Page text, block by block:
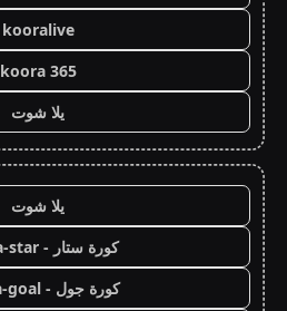
kooralive
koora 365
يلا شوت
يلا شوت
كورة ستار - koora-star
كورة جول - koora-goal